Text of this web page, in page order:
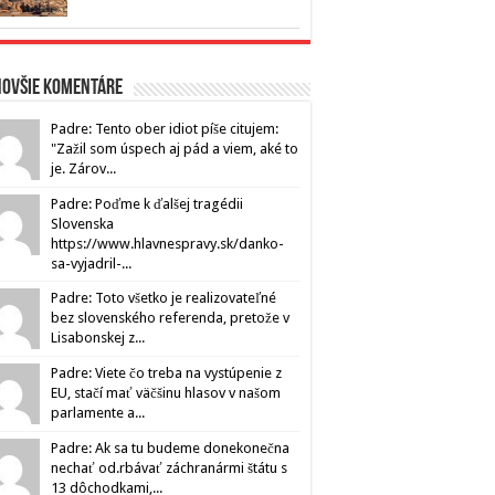
komentáre
Padre: Tento ober idiot píše citujem:
"Zažil som úspech aj pád a viem, aké to
je. Zárov...
Padre: Poďme k ďalšej tragédii
Slovenska
https://www.hlavnespravy.sk/danko-
sa-vyjadril-...
Padre: Toto všetko je realizovateľné
bez slovenského referenda, pretože v
Lisabonskej z...
Padre: Viete čo treba na vystúpenie z
EU, stačí mať väčšinu hlasov v našom
parlamente a...
Padre: Ak sa tu budeme donekonečna
nechať od.rbávať záchranármi štátu s
13 dôchodkami,...